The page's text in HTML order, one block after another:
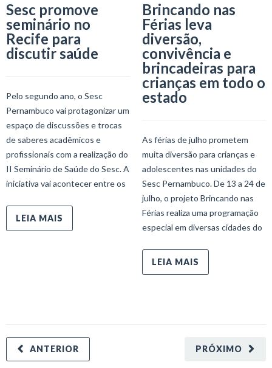
Sesc promove
seminário no
Recife para
discutir saúde
Pelo segundo ano, o Sesc
Pernambuco vai protagonizar um
espaço de discussões e trocas
de saberes acadêmicos e
profissionais com a realização do
II Seminário de Saúde do Sesc. A
iniciativa vai acontecer entre os
LEIA MAIS
Brincando nas
Férias leva
diversão,
convivência e
brincadeiras para
crianças em todo o
estado
As férias de julho prometem
muita diversão para crianças e
adolescentes nas unidades do
Sesc Pernambuco. De 13 a 24 de
julho, o projeto Brincando nas
Férias realiza uma programação
especial em diversas cidades do
LEIA MAIS
PRÓXIMO
ANTERIOR